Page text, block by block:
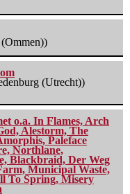
(Utrecht))
o.a. In Flames, Arch
Alestorm, The
Paleface
Northlane,
Blackbraid, Der Weg
Municipal Waste,
To Spring, Misery